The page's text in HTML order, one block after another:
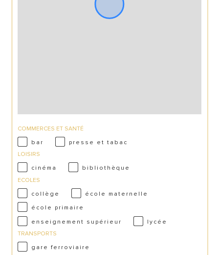
COMMERCES ET SANTÉ
bar
presse et tabac
LOISIRS
cinéma
bibliothèque
ECOLES
collège
école maternelle
école primaire
enseignement supérieur
lycée
TRANSPORTS
gare ferroviaire